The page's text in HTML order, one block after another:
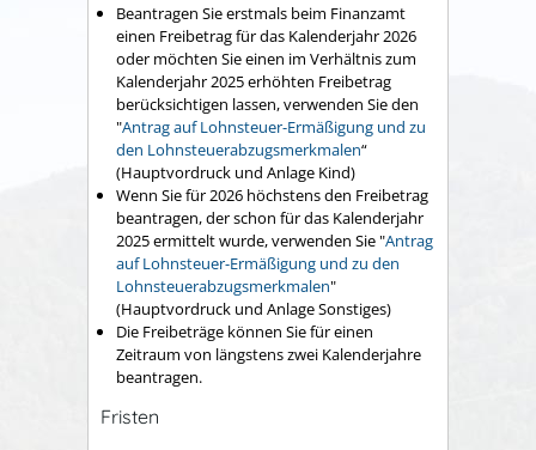
Beantragen Sie erstmals beim Finanzamt
einen Freibetrag für das Kalenderjahr 2026
oder möchten Sie einen im Verhältnis zum
Kalenderjahr 2025 erhöhten Freibetrag
berücksichtigen lassen, verwenden Sie den
"Antrag auf Lohnsteuer-Ermäßigung und zu
den Lohnsteuerabzugsmerkmalen“
(Hauptvordruck und Anlage Kind)
Wenn Sie für 2026 höchstens den Freibetrag
beantragen, der schon für das Kalenderjahr
2025 ermittelt wurde, verwenden Sie "Antrag
auf Lohnsteuer-Ermäßigung und zu den
Lohnsteuerabzugsmerkmalen"
(Hauptvordruck und Anlage Sonstiges)
Die Freibeträge können Sie für einen
Zeitraum von längstens zwei Kalenderjahre
beantragen.
Fristen